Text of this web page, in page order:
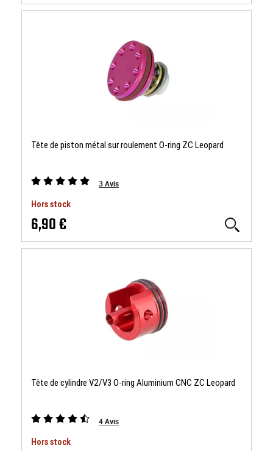
Tête de piston métal sur roulement O-ring ZC Leopard
3Avis
Hors stock
6,90 €
Tête de cylindre V2/V3 O-ring Aluminium CNC ZC Leopard
4Avis
Hors stock